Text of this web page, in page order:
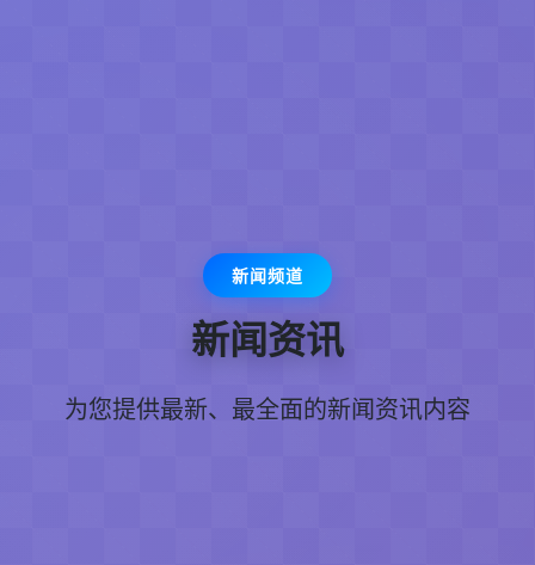
新闻频道
新闻资讯
为您提供最新、最全面的新闻资讯内容